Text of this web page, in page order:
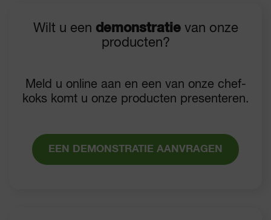
Wilt u een demonstratievan onze
producten?
Meld u online aan en een van onze chef-
koks komt u onze producten presenteren.
EEN DEMONSTRATIE AANVRAGEN